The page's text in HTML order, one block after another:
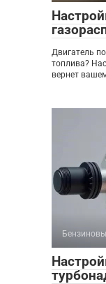
Двигатель
топлива?
вернет